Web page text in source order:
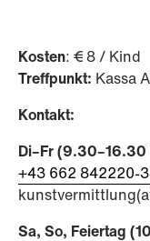
Kosten: € 8 / Kind
Treffpunkt: Kassa
Kontakt:
Di–Fr (9.30–16.30
+43 662 842220-
Sa, So, Feiertag